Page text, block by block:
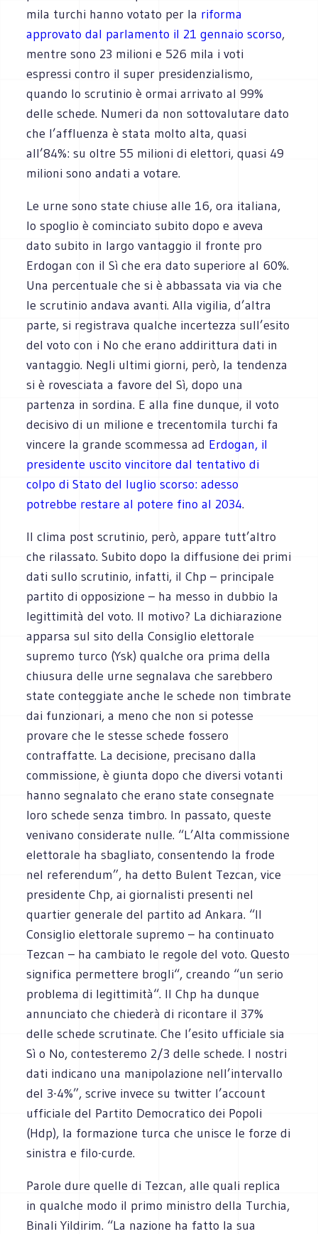
mila turchi hanno votato per la riforma
approvato dal parlamento il 21 gennaio scorso,
mentre sono 23 milioni e 526 mila i voti
espressi contro il super presidenzialismo,
quando lo scrutinio è ormai arrivato al 99%
delle schede. Numeri da non sottovalutare dato
che l’affluenza è stata molto alta, quasi
all’84%: su oltre 55 milioni di elettori, quasi 49
milioni sono andati a votare.
Le urne sono state chiuse alle 16, ora italiana,
lo spoglio è cominciato subito dopo e aveva
dato subito in largo vantaggio il fronte pro
Erdogan con il Sì che era dato superiore al 60%.
Una percentuale che si è abbassata via via che
le scrutinio andava avanti. Alla vigilia, d’altra
parte, si registrava qualche incertezza sull’esito
del voto con i No che erano addirittura dati in
vantaggio. Negli ultimi giorni, però, la tendenza
si è rovesciata a favore del Sì, dopo una
partenza in sordina. E alla fine dunque, il voto
decisivo di un milione e trecentomila turchi fa
vincere la grande scommessa ad Erdogan, il
presidente uscito vincitore dal tentativo di
colpo di Stato del luglio scorso: adesso
potrebbe restare al potere fino al 2034.
Il clima post scrutinio, però, appare tutt’altro
che rilassato. Subito dopo la diffusione dei primi
dati sullo scrutinio, infatti, il Chp – principale
partito di opposizione – ha messo in dubbio la
legittimità del voto. Il motivo? La dichiarazione
apparsa sul sito della Consiglio elettorale
supremo turco (Ysk) qualche ora prima della
chiusura delle urne segnalava che sarebbero
state conteggiate anche le schede non timbrate
dai funzionari, a meno che non si potesse
provare che le stesse schede fossero
contraffatte. La decisione, precisano dalla
commissione, è giunta dopo che diversi votanti
hanno segnalato che erano state consegnate
loro schede senza timbro. In passato, queste
venivano considerate nulle. “L’Alta commissione
elettorale ha sbagliato, consentendo la frode
nel referendum”, ha detto Bulent Tezcan, vice
presidente Chp, ai giornalisti presenti nel
quartier generale del partito ad Ankara. “Il
Consiglio elettorale supremo – ha continuato
Tezcan – ha cambiato le regole del voto. Questo
significa permettere brogli“, creando “un serio
problema di legittimità“. Il Chp ha dunque
annunciato che chiederà di ricontare il 37%
delle schede scrutinate. Che l’esito ufficiale sia
Sì o No, contesteremo 2/3 delle schede. I nostri
dati indicano una manipolazione nell’intervallo
del 3-4%”, scrive invece su twitter l’account
ufficiale del Partito Democratico dei Popoli
(Hdp), la formazione turca che unisce le forze di
sinistra e filo-curde.
Parole dure quelle di Tezcan, alle quali replica
in qualche modo il primo ministro della Turchia,
Binali Yildirim. “La nazione ha fatto la sua